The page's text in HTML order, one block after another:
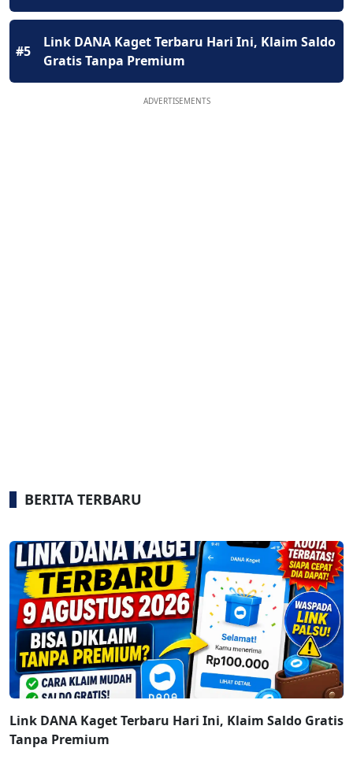
#5
Link DANA Kaget Terbaru Hari Ini, Klaim Saldo
Gratis Tanpa Premium
ADVERTISEMENTS
BERITA TERBARU
Link DANA Kaget Terbaru Hari Ini, Klaim Saldo Gratis
Tanpa Premium